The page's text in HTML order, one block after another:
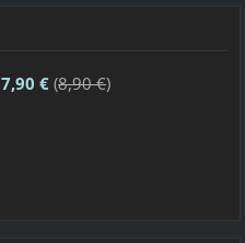
7,90 €(8,90 €)